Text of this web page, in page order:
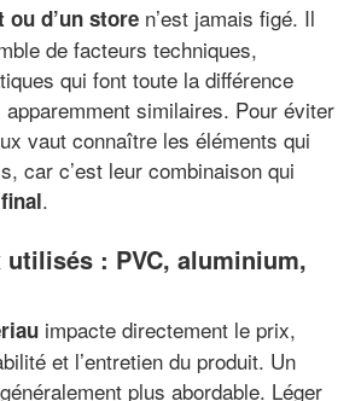
ou d’un store n’est jamais figé. Il
de facteurs techniques,
qui font toute la différence
similaires. Pour éviter
vaut connaître les éléments qui
car c’est leur combinaison qui
.
utilisés : PVC, aluminium,
impacte directement le prix,
et l’entretien du produit. Un
plus abordable. Léger